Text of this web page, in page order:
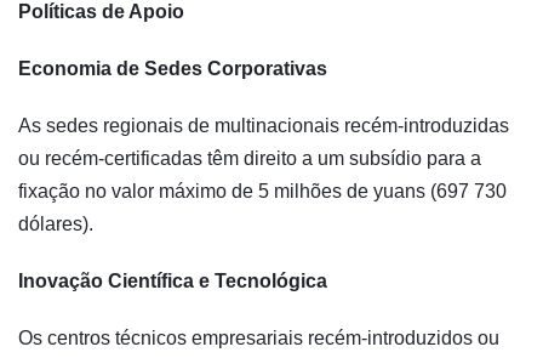
Políticas de Apoio
Economia de Sedes Corporativas
As sedes regionais de multinacionais recém-introduzidas
ou recém-certificadas têm direito a um subsídio para a
fixação no valor máximo de 5 milhões de yuans (697 730
dólares).
Inovação Científica e Tecnológica
Os centros técnicos empresariais recém-introduzidos ou